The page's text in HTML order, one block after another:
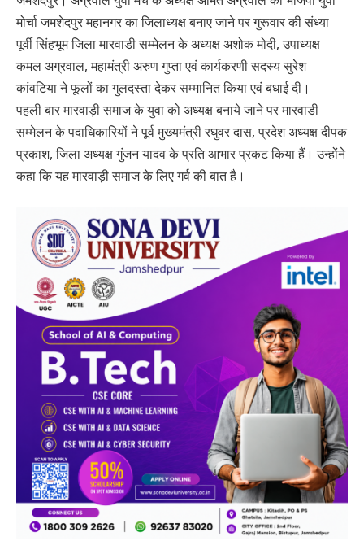
मोर्चा जमशेदपुर महानगर का जिलाध्यक्ष बनाए जाने पर गुरूवार की संध्या
पूर्वी सिंहभूम जिला मारवाडी सम्मेलन के अध्यक्ष अशोक मोदी, उपाध्यक्ष
कमल अग्रवाल, महामंत्री अरुण गुप्ता एवं कार्यकरणी सदस्य सुरेश
कांवटिया ने फूलों का गुलदस्ता देकर सम्मानित किया एवं बधाई दी।
पहली बार मारवाड़ी समाज के युवा को अध्यक्ष बनाये जाने पर मारवाडी
सम्मेलन के पदाधिकारियों ने पूर्व मुख्यमंत्री रघुवर दास, प्रदेश अध्यक्ष दीपक
प्रकाश, जिला अध्यक्ष गुंजन यादव के प्रति आभार प्रकट किया हैं। उन्होंने
कहा कि यह मारवाड़ी समाज के लिए गर्व की बात है।